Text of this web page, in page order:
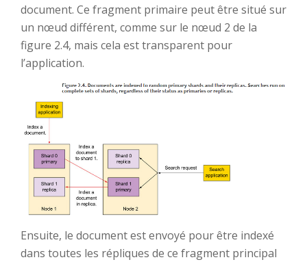
document. Ce fragment primaire peut être situé sur
un nœud différent, comme sur le nœud 2 de la
figure 2.4, mais cela est transparent pour
l’application.
Ensuite, le document est envoyé pour être indexé
dans toutes les répliques de ce fragment principal